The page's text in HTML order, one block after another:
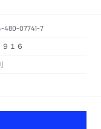
480-07741-7
９１６